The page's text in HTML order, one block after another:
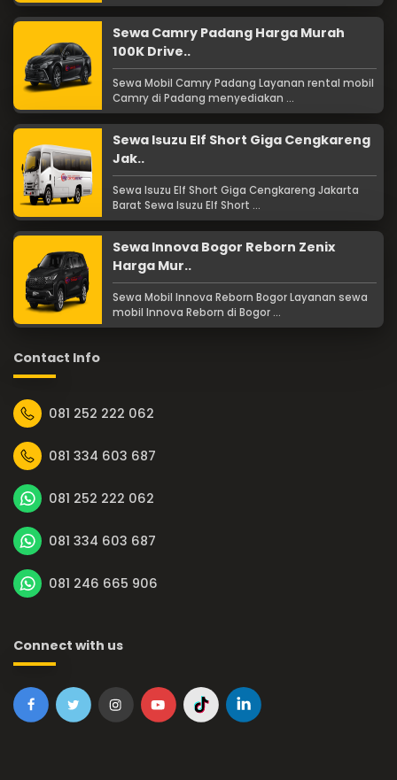
Sewa Camry Padang Harga Murah
100K Drive..
Sewa Mobil Camry Padang Layanan rental mobil
Camry di Padang menyediakan ...
Sewa Isuzu Elf Short Giga Cengkareng
Jak..
Sewa Isuzu Elf Short Giga Cengkareng Jakarta
Barat Sewa Isuzu Elf Short ...
Sewa Innova Bogor Reborn Zenix
Harga Mur..
Sewa Mobil Innova Reborn Bogor Layanan sewa
mobil Innova Reborn di Bogor ...
Contact Info
081 252 222 062
081 334 603 687
081 252 222 062
081 334 603 687
081 246 665 906
Connect with us